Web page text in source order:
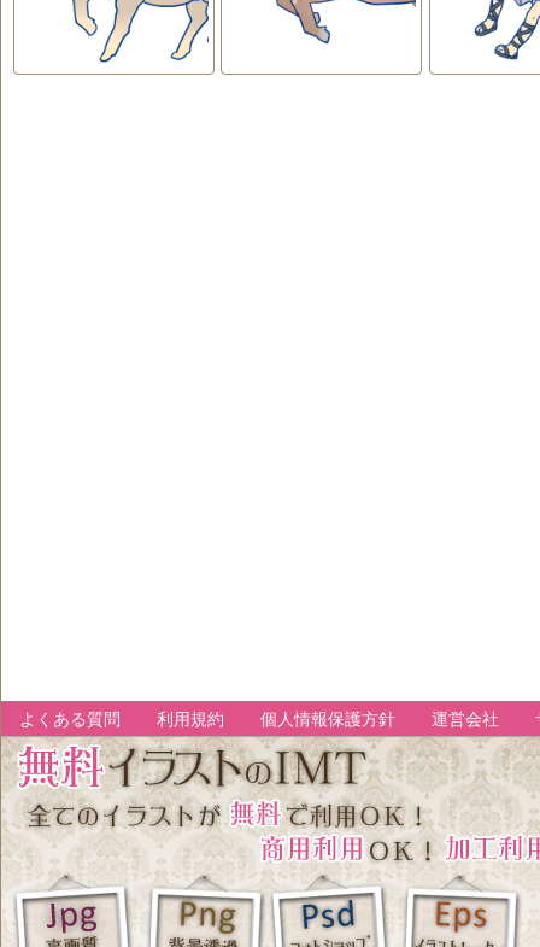
よくある質問 利用規約 個人情報保護方針 運営会社